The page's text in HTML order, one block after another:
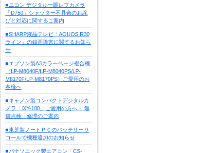
■ニコン デジタル一眼レフカメラ
「D750」シャッター不具合のお詫
びと対応に関するご案内
■SHARP液晶テレビ「AQUOS R30
ライン」の録画障害に関するお知ら
せ
■エプソン製A3カラーページ複合機
（LP-M8040F/LP-M8040PS/LP-
M8170F/LP-M8170PS）ご愛用のお
客様へ
■キャノン製コンパクトデジタルカ
メラ「IXY-180」ご愛用の方へ・ 無
償点検・修理のご案内
■東芝製ノートＰＣのバッテリーリ
コールで機種追加のお知らせ
■パナソニック製エアコン「CS-